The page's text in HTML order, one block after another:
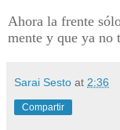
Ahora la frente
mente y que ya
Sarai Sesto at 2:36
Compartir